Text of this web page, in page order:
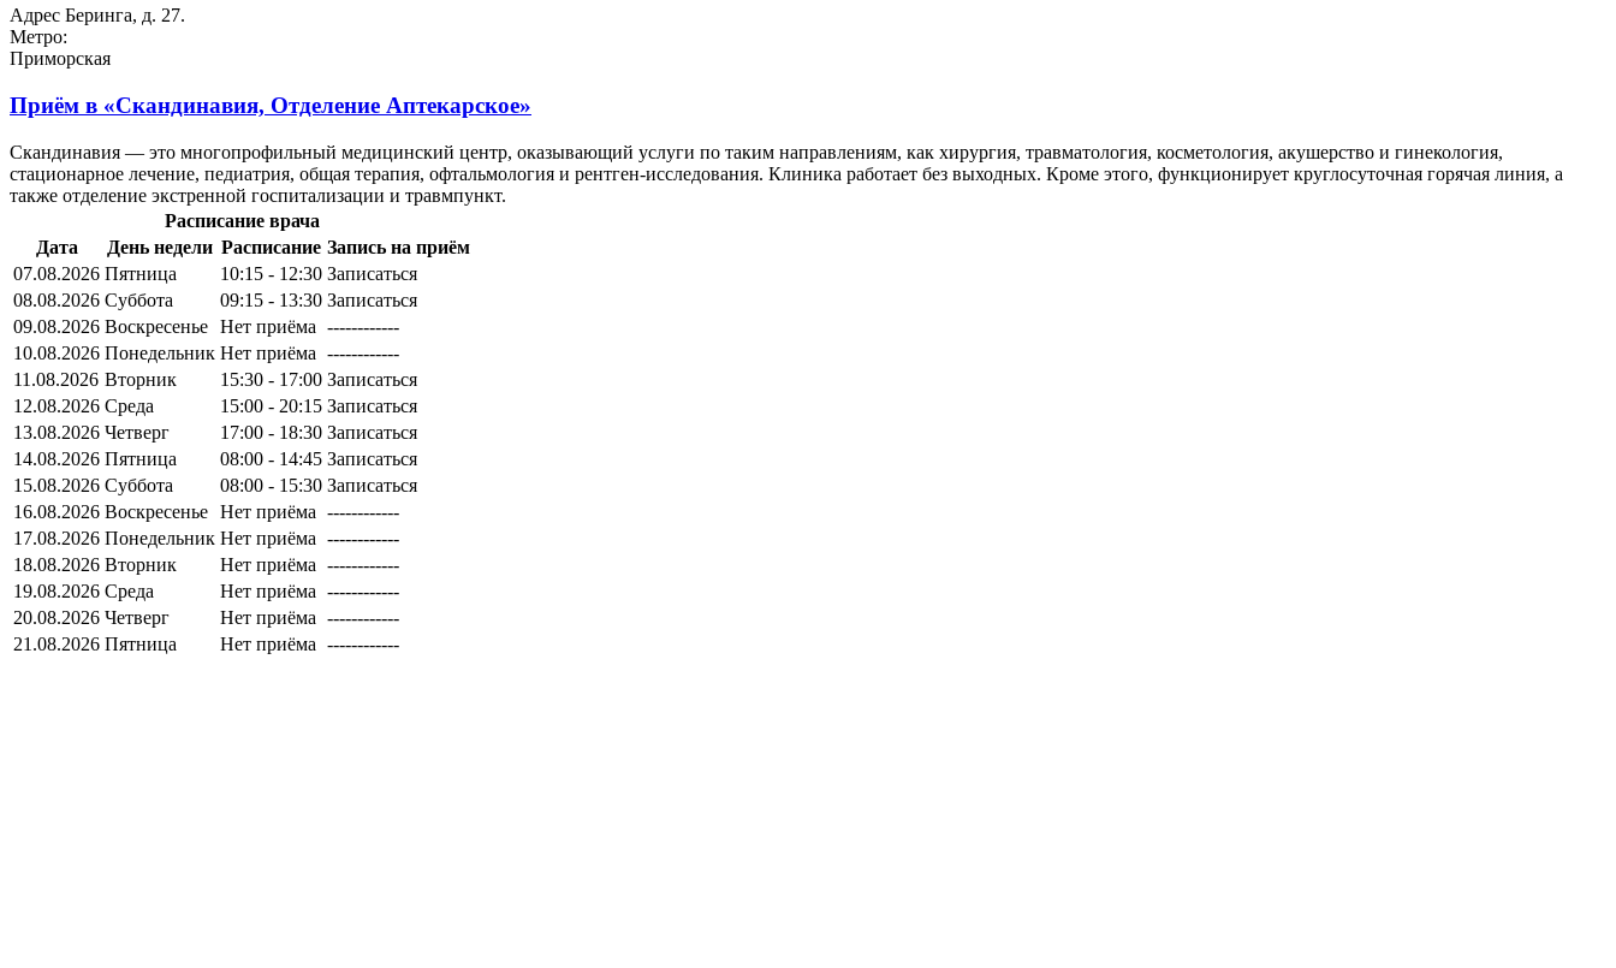
Адрес Беринга, д. 27.
Метро:
Приморская
Приём в «Скандинавия, Отделение Аптекарское»
Скандинавия — это многопрофильный медицинский центр, оказывающий услуги по таким направлениям, как хирургия, травматология, косметология, акушерство и гинекология,
стационарное лечение, педиатрия, общая терапия, офтальмология и рентген-исследования. Клиника работает без выходных. Кроме этого, функционирует круглосуточная горячая линия, а
также отделение экстренной госпитализации и травмпункт.
Расписание врача
Дата
День недели Расписание Запись на приём
07.08.2026 Пятница 10:15 - 12:30 Записаться
08.08.2026 Суббота 09:15 - 13:30 Записаться
09.08.2026 Воскресенье Нет приёма ------------
10.08.2026 Понедельник Нет приёма ------------
11.08.2026 Вторник 15:30 - 17:00 Записаться
12.08.2026 Среда 15:00 - 20:15 Записаться
13.08.2026 Четверг 17:00 - 18:30 Записаться
14.08.2026 Пятница 08:00 - 14:45 Записаться
15.08.2026 Суббота 08:00 - 15:30 Записаться
16.08.2026 Воскресенье Нет приёма ------------
17.08.2026 Понедельник Нет приёма ------------
18.08.2026 Вторник Нет приёма ------------
19.08.2026 Среда Нет приёма ------------
20.08.2026 Четверг Нет приёма ------------
21.08.2026 Пятница Нет приёма ------------